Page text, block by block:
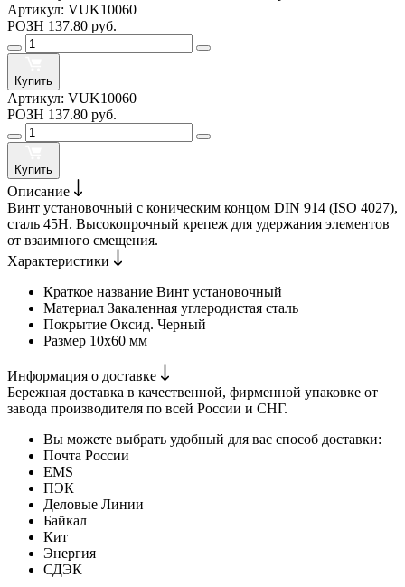
Артикул: VUK10060
РОЗН 137.80 руб.
Купить
Артикул: VUK10060
РОЗН 137.80 руб.
Купить
Описание
Винт установочный с коническим концом DIN 914 (ISO 4027),
сталь 45H. Высокопрочный крепеж для удержания элементов
от взаимного смещения.
Характеристики
Краткое название Винт установочный
Материал Закаленная углеродистая сталь
Покрытие Оксид. Черный
Размер 10х60 мм
Информация о доставке
Бережная доставка в качественной, фирменной упаковке от
завода производителя по всей России и СНГ.
Вы можете выбрать удобный для вас способ доставки:
Почта России
EMS
ПЭК
Деловые Линии
Байкал
Кит
Энергия
СДЭК